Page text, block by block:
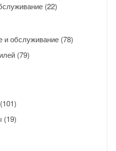
(22)
и обслуживание(78)
(79)
(19)